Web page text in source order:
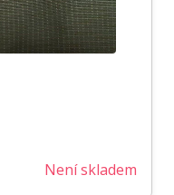
Není skladem